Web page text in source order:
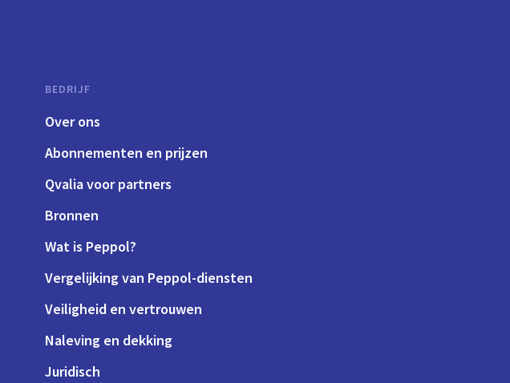
BEDRIJF
Over ons
Abonnementen en prijzen
Qvalia voor partners
Bronnen
Wat is Peppol?
Vergelijking van Peppol-diensten
Veiligheid en vertrouwen
Naleving en dekking
Juridisch